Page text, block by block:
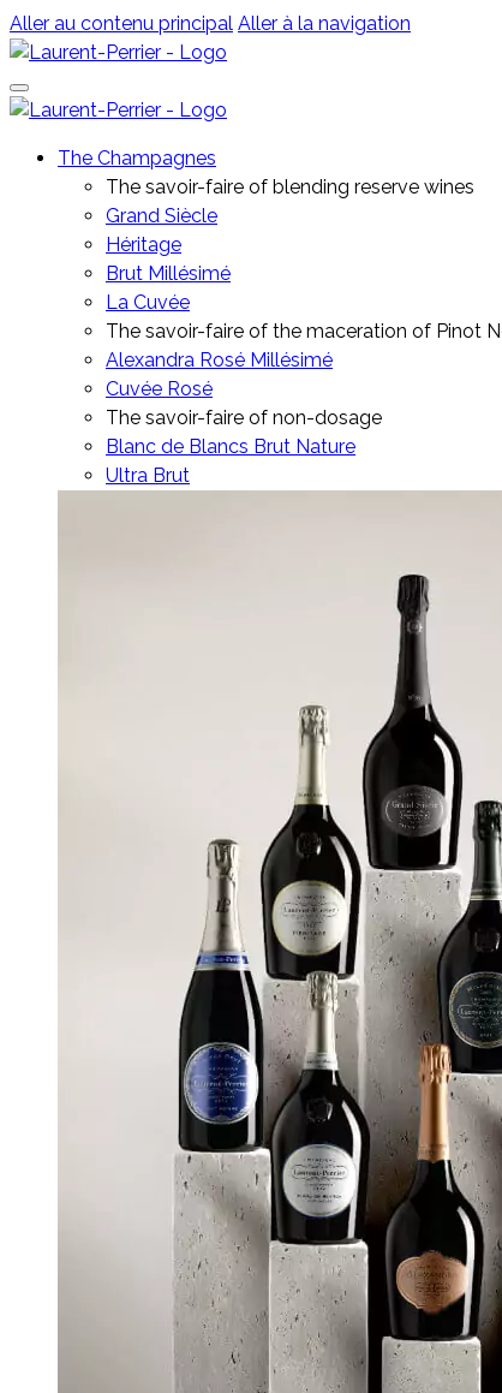
Aller au contenu principal Aller à la navigation
The Champagnes
The savoir-faire of blending reserve wines
Grand Siècle
Héritage
Brut Millésimé
La Cuvée
The savoir-faire of the maceration of Pinot
Alexandra Rosé Millésimé
Cuvée Rosé
The savoir-faire of non-dosage
Blanc de Blancs Brut Nature
Ultra Brut